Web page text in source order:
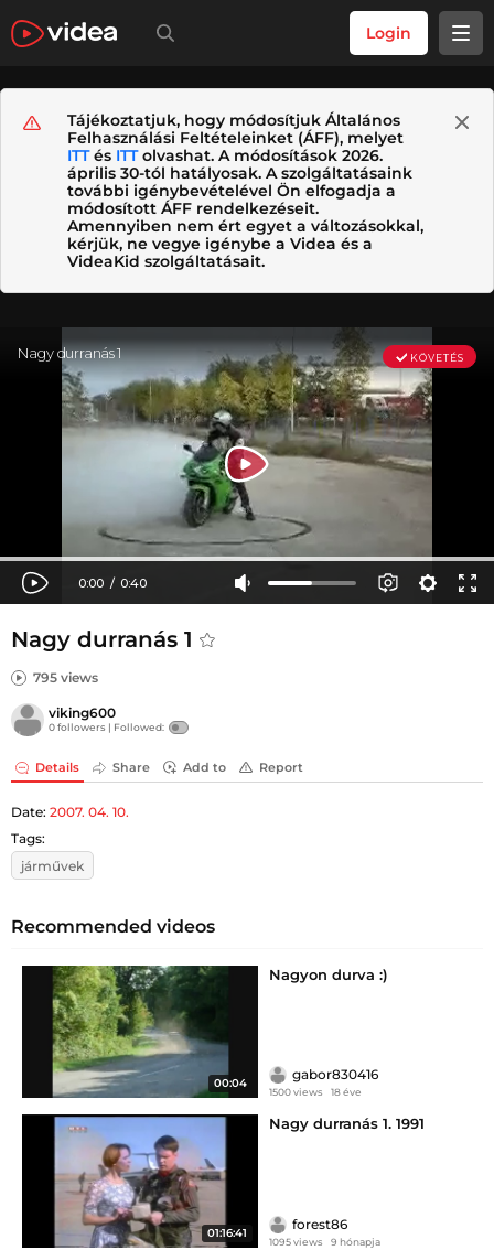
Login
Tájékoztatjuk, hogy módosítjuk Általános
Felhasználási Feltételeinket (ÁFF), melyet
ITTés ITTolvashat. A módosítások 2026.
április 30-tól hatályosak. A szolgáltatásaink
további igénybevételével Ön elfogadja a
módosított ÁFF rendelkezéseit.
Amennyiben nem ért egyet a változásokkal,
kérjük, ne vegye igénybe a Videa és a
VideaKid szolgáltatásait.
Nagy durranás 1
795 views
viking600
0 followers | Followed:
Details Share Add to Report
Date: 2007. 04. 10.
Tags:
járművek
Recommended videos
00:04
Nagyon durva :)
gabor830416
1500 views 18 éve
01:16:41
Nagy durranás 1. 1991
forest86
1095 views 9 hónapja